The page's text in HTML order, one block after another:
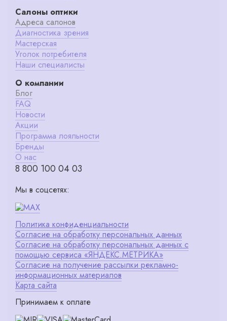
Салоны оптики
Адреса салонов
Диагностика зрения
Мастерская
Уголок потребителя
Наши специалисты
О компании
Блог
FAQ
Новости
Акции
Программа лояльности
Бренды
О нас
8 800 100 04 03
Мы в соцсетях:
Политика конфиденциальности
Согласие на обработку персональных данных
Согласие на обработку персональных данных с
помощью сервиса «ЯНДЕКС.МЕТРИКА»
Согласие на получение рассылки рекламно-
информационных материалов
Карта сайта
Принимаем к оплате